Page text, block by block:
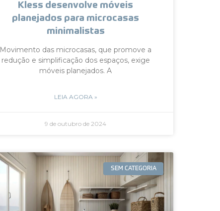
Kless desenvolve móveis
planejados para microcasas
minimalistas
Movimento das microcasas, que promove a
redução e simplificação dos espaços, exige
móveis planejados. A
LEIA AGORA »
9 de outubro de 2024
SEM CATEGORIA